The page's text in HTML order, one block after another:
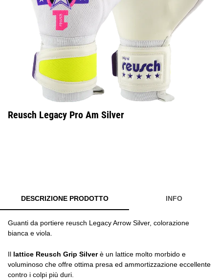
Reusch Legacy Pro Am Silver
DESCRIZIONE PRODOTTO INFO
Guanti da portiere reusch Legacy Arrow Silver, colorazione
bianca e viola.
Il lattice Reusch Grip Silverè un lattice molto morbido e
voluminoso che offre ottima presa ed ammortizzazione eccellente
contro i colpi più duri.